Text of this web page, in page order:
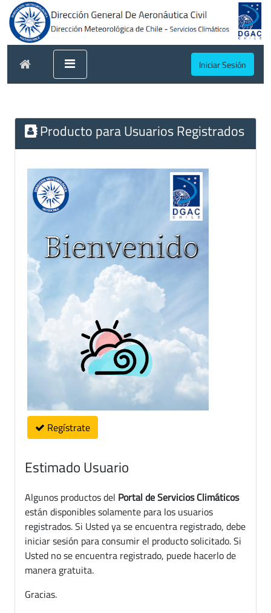
Iniciar Sesión
Producto para Usuarios Registrados
Regístrate
Estimado Usuario
Algunos productos del Portal de Servicios Climáticos
están disponibles solamente para los usuarios
registrados. Si Usted ya se encuentra registrado, debe
iniciar sesión para consumir el producto solicitado. Si
Usted no se encuentra registrado, puede hacerlo de
manera gratuita.
Gracias.